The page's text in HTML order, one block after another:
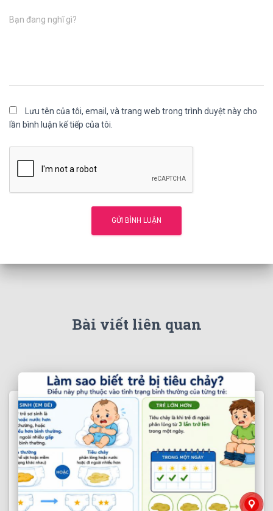
Bạn đang nghĩ gì?
Lưu tên của tôi, email, và trang web trong trình duyệt này cho
lần bình luận kế tiếp của tôi.
Bài viết liên quan